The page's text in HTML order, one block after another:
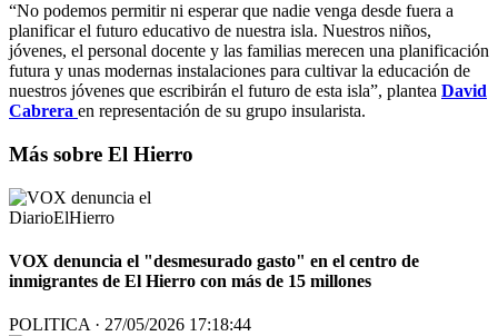
“No podemos permitir ni esperar que nadie venga desde fuera a
planificar el futuro educativo de nuestra isla. Nuestros niños,
jóvenes, el personal docente y las familias merecen una planificación
futura y unas modernas instalaciones para cultivar la educación de
nuestros jóvenes que escribirán el futuro de esta isla”, plantea David
Cabrera en representación de su grupo insularista.
Más sobre El Hierro
DiarioElHierro
VOX denuncia el "desmesurado gasto" en el centro de
inmigrantes de El Hierro con más de 15 millones
POLITICA · 27/05/2026 17:18:44